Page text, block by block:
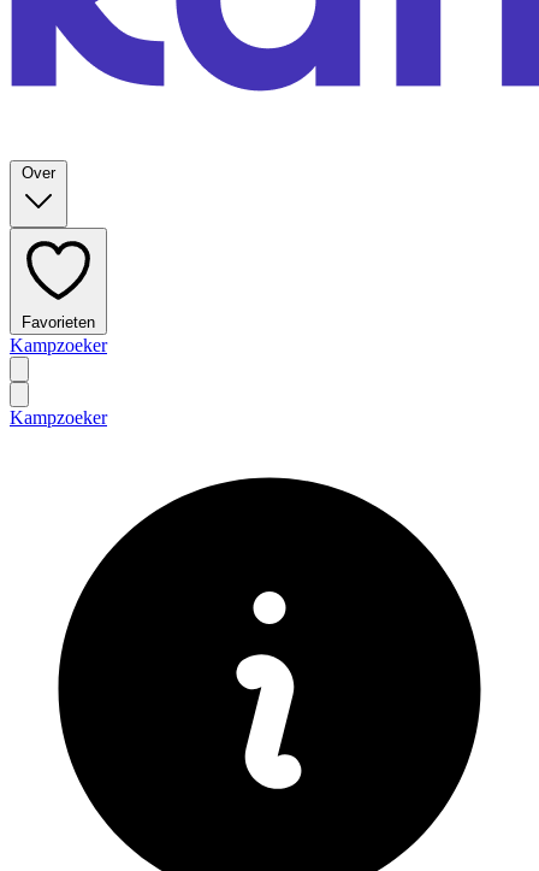
Over
Favorieten
Kampzoeker
Kampzoeker